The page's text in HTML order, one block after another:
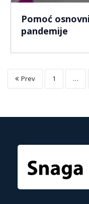
Pomoć
pandemije
Prev 1 …